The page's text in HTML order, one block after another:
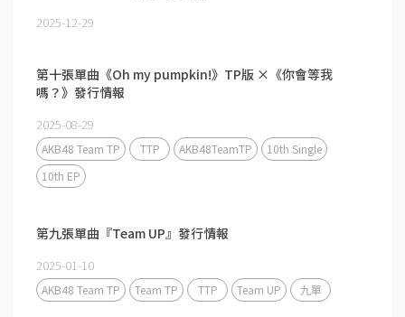
2025-12-29
第十張單曲《Oh my pumpkin!》TP版 ×《你會等我
嗎？》發行情報
2025-08-29
AKB48 Team TP TTP AKB48TeamTP
10th Single
10th EP
第九張單曲『Team UP』發行情報
2025-01-10
AKB48 Team TP Team TP TTP Team UP 九單